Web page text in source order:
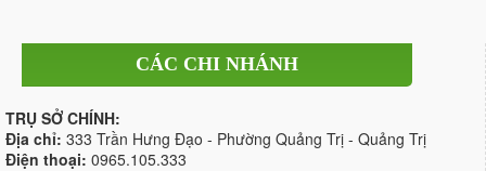
CÁC CHI NHÁNH
TRỤ SỞ CHÍNH:
Địa chỉ: 333 Trần Hưng Đạo - Phường Quảng Trị - Quảng Trị
Điện thoại: 0965.105.333